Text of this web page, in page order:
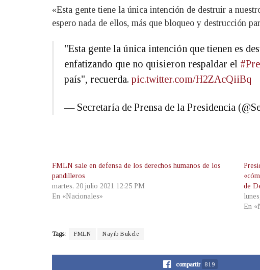
«Esta gente tiene la única intención de destruir a
espero nada de ellos, más que bloqueo y destrucción
"Esta gente la única intención que tienen es
enfatizando que no quisieron respaldar el
país", recuerda. pic.twitter.com/H2ZAcQiiBq
— Secretaría de Prensa de la Presidencia
FMLN sale en defensa de los derechos humanos de los
pandilleros
martes, 20 julio 2021 12:25 PM
En «Nacionales»
de
En
Tags: FMLN Nayib Bukele
compartir 819